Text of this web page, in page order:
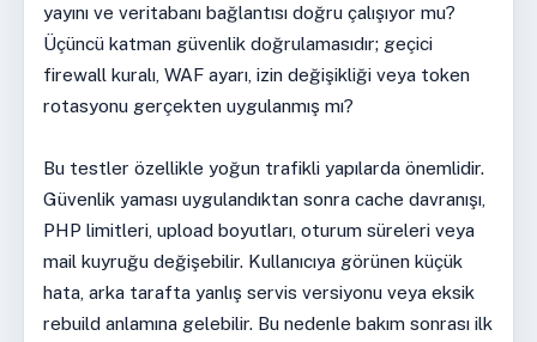
yayını ve veritabanı bağlantısı doğru çalışıyor mu?
Üçüncü katman güvenlik doğrulamasıdır; geçici
firewall kuralı, WAF ayarı, izin değişikliği veya token
rotasyonu gerçekten uygulanmış mı?
Bu testler özellikle yoğun trafikli yapılarda önemlidir.
Güvenlik yaması uygulandıktan sonra cache davranışı,
PHP limitleri, upload boyutları, oturum süreleri veya
mail kuyruğu değişebilir. Kullanıcıya görünen küçük
hata, arka tarafta yanlış servis versiyonu veya eksik
rebuild anlamına gelebilir. Bu nedenle bakım sonrası ilk